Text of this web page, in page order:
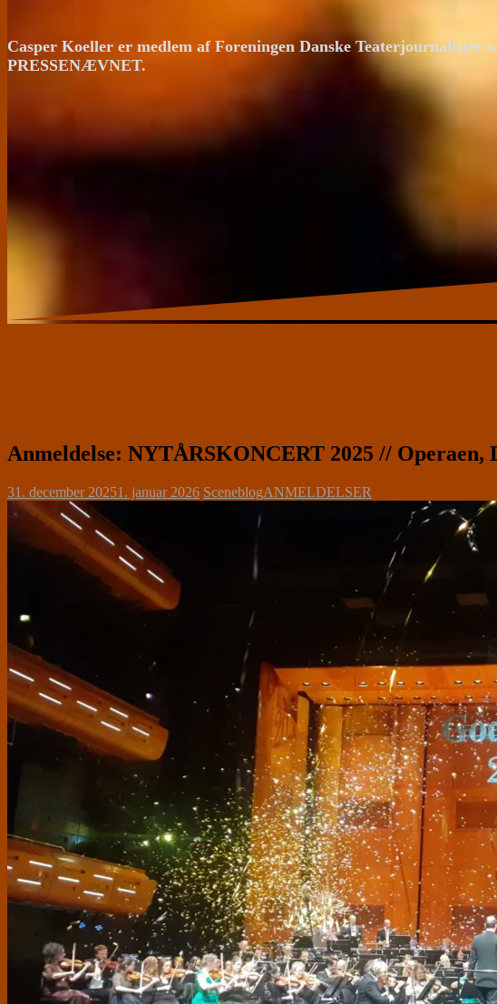
Casper Koeller er medlem af Foreningen Danske
PRESSENÆVNET.
Anmeldelse: NYTÅRSKONCERT 2025 // Operaen,
31. december 20251. januar 2026 SceneblogANMELDELSER